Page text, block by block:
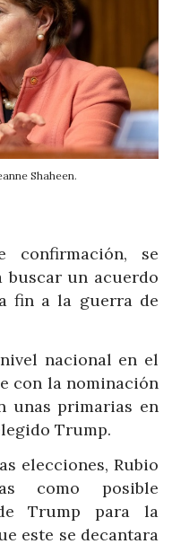
Shaheen.
confirmación, se
buscar un acuerdo
fin a la guerra de
nacional en el
con la nominación
unas primarias en
Trump.
elecciones, Rubio
como posible
Trump para la
este se decantara